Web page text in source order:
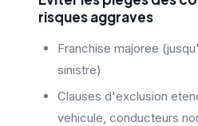
risques aggraves
Franchise majoree
sinistre)
Clauses d'exclusion
vehicule, conducteurs